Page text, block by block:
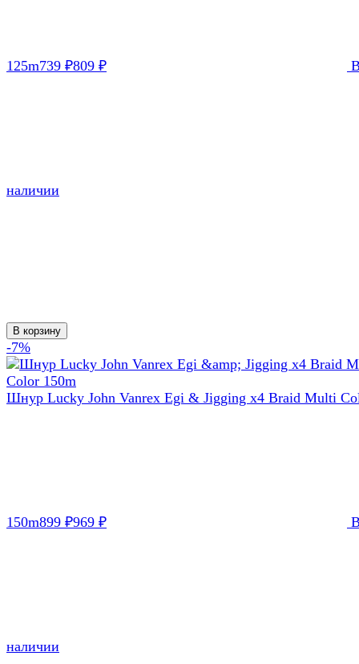
125m739 ₽809 ₽
наличии
В корзину
-7%
Шнур Lucky John Vanrex Egi & Jigging х4 Braid Multi
150m899 ₽969 ₽
наличии